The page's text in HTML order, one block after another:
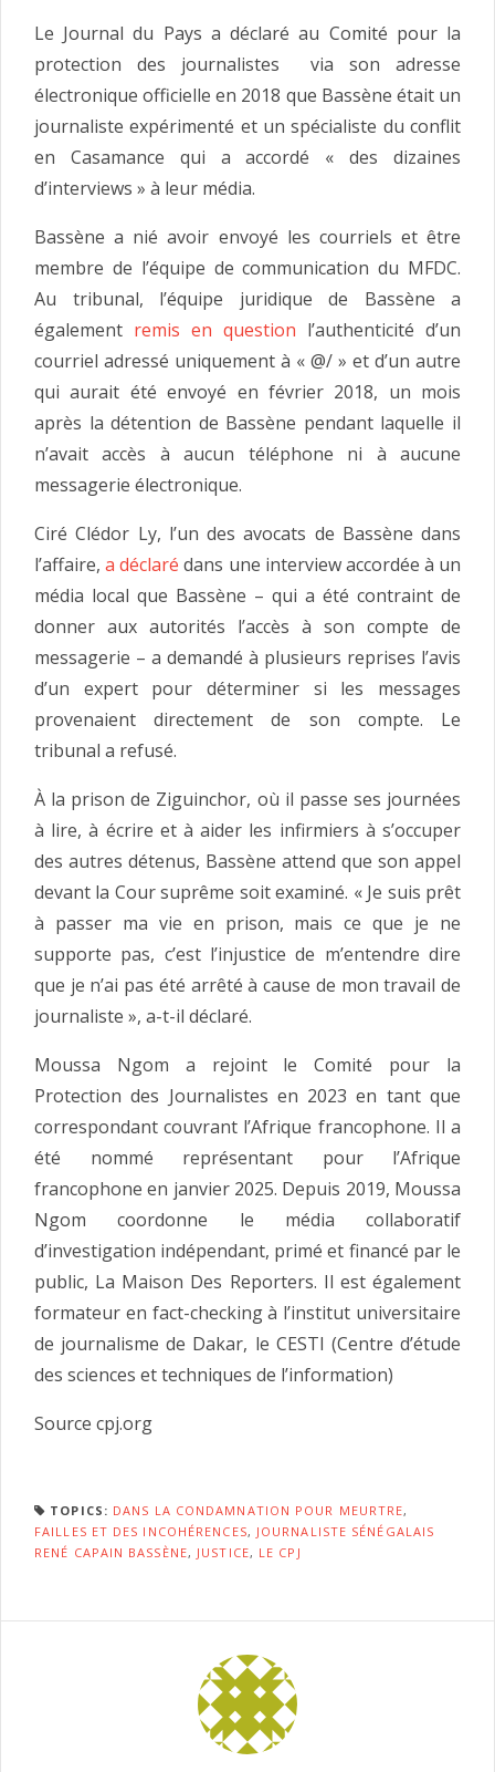
Le Journal du Pays a déclaré au Comité pour la
protection des journalistes via son adresse
électronique officielle en 2018 que Bassène était un
journaliste expérimenté et un spécialiste du conflit
en Casamance qui a accordé « des dizaines
d’interviews » à leur média.
Bassène a nié avoir envoyé les courriels et être
membre de l’équipe de communication du MFDC.
Au tribunal, l’équipe juridique de Bassène a
également remis en question l’authenticité d’un
courriel adressé uniquement à « @/ » et d’un autre
qui aurait été envoyé en février 2018, un mois
après la détention de Bassène pendant laquelle il
n’avait accès à aucun téléphone ni à aucune
messagerie électronique.
Ciré Clédor Ly, l’un des avocats de Bassène dans
l’affaire,a déclaré dans une interview accordée à un
média local que Bassène – qui a été contraint de
donner aux autorités l’accès à son compte de
messagerie – a demandé à plusieurs reprises l’avis
d’un expert pour déterminer si les messages
provenaient directement de son compte. Le
tribunal a refusé.
À la prison de Ziguinchor, où il passe ses journées
à lire, à écrire et à aider les infirmiers à s’occuper
des autres détenus, Bassène attend que son appel
devant la Cour suprême soit examiné. « Je suis prêt
à passer ma vie en prison, mais ce que je ne
supporte pas, c’est l’injustice de m’entendre dire
que je n’ai pas été arrêté à cause de mon travail de
journaliste », a-t-il déclaré.
Moussa Ngom a rejoint le Comité pour la
Protection des Journalistes en 2023 en tant que
correspondant couvrant l’Afrique francophone. Il a
été nommé représentant pour l’Afrique
francophone en janvier 2025. Depuis 2019, Moussa
Ngom coordonne le média collaboratif
d’investigation indépendant, primé et financé par le
public, La Maison Des Reporters. Il est également
formateur en fact-checking à l’institut universitaire
de journalisme de Dakar, le CESTI (Centre d’étude
des sciences et techniques de l’information)
Source cpj.org
TOPICS: DANS LA CONDAMNATION POUR MEURTRE,
FAILLES ET DES INCOHÉRENCES, JOURNALISTE SÉNÉGALAIS
RENÉ CAPAIN BASSÈNE, JUSTICE, LE CPJ